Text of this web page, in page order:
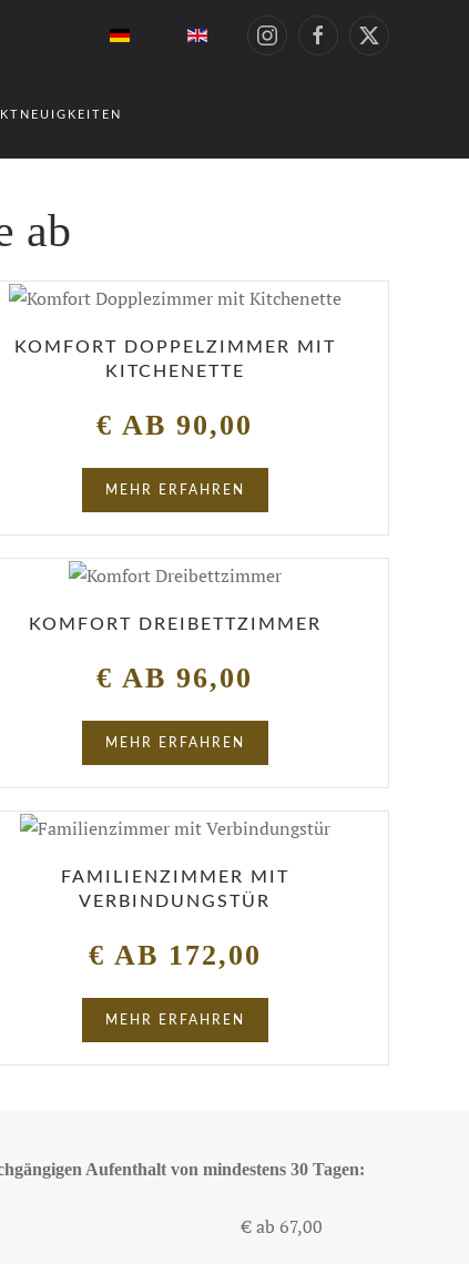
NEUIGKEITEN
ab
KOMFORT DOPPELZIMMER MIT
KITCHENETTE
€ AB 90,00
MEHR ERFAHREN
KOMFORT DREIBETTZIMMER
€ AB 96,00
MEHR ERFAHREN
FAMILIENZIMMER MIT
VERBINDUNGSTÜR
€ AB 172,00
MEHR ERFAHREN
Aufenthalt von mindestens 30 Tagen:
€ ab 67,00